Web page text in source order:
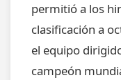
permitió a los
clasificación a
el equipo
campeón